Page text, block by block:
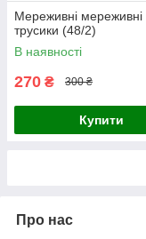
Мереживні мереживні
трусики (48/2)
В наявності
270 ₴ 300 ₴
Купити
Про нас